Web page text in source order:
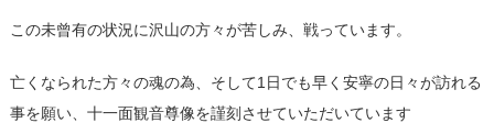
この未曾有の状況に沢山の方々が苦しみ、戦っています。
亡くなられた方々の魂の為、そして1日でも早く安寧の日々が訪れる
事を願い、十一面観音尊像を謹刻させていただいています